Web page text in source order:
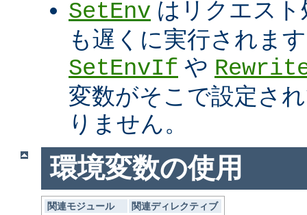
SetEnv はリクエス
も遅くに実行されま
SetEnvIf や
変数がそこで設定さ
りません。
環境変数の使用
関連モジュール
関連ディレクティブ